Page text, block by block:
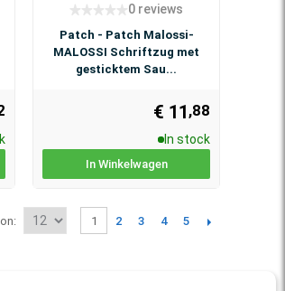
0 reviews
Patch - Patch Malossi-
MALOSSI Schriftzug met
gesticktem Sau...
€ 11 ,88
In stock
In Winkelwagen
1 2 3 4 5